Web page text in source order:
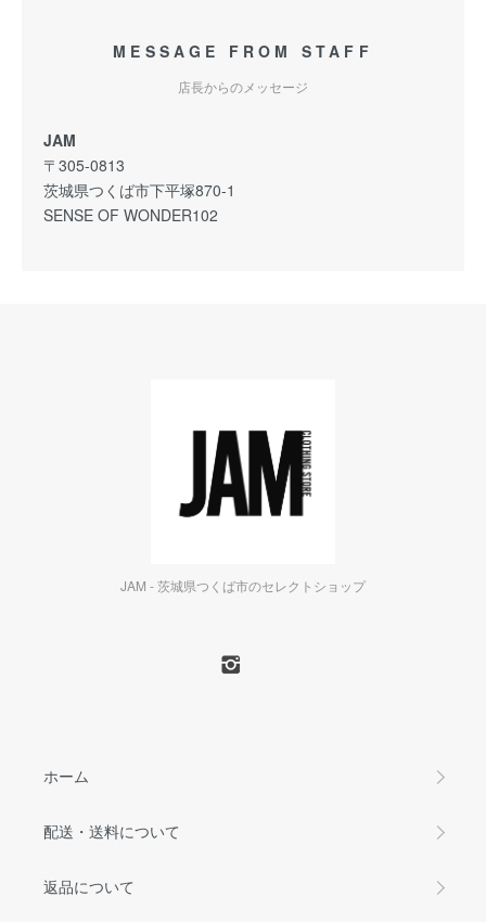
MESSAGE FROM STAFF
店長からのメッセージ
JAM
〒305-0813
茨城県つくば市下平塚870-1
SENSE OF WONDER102
JAM - 茨城県つくば市のセレクトショップ
ホーム
配送・送料について
返品について